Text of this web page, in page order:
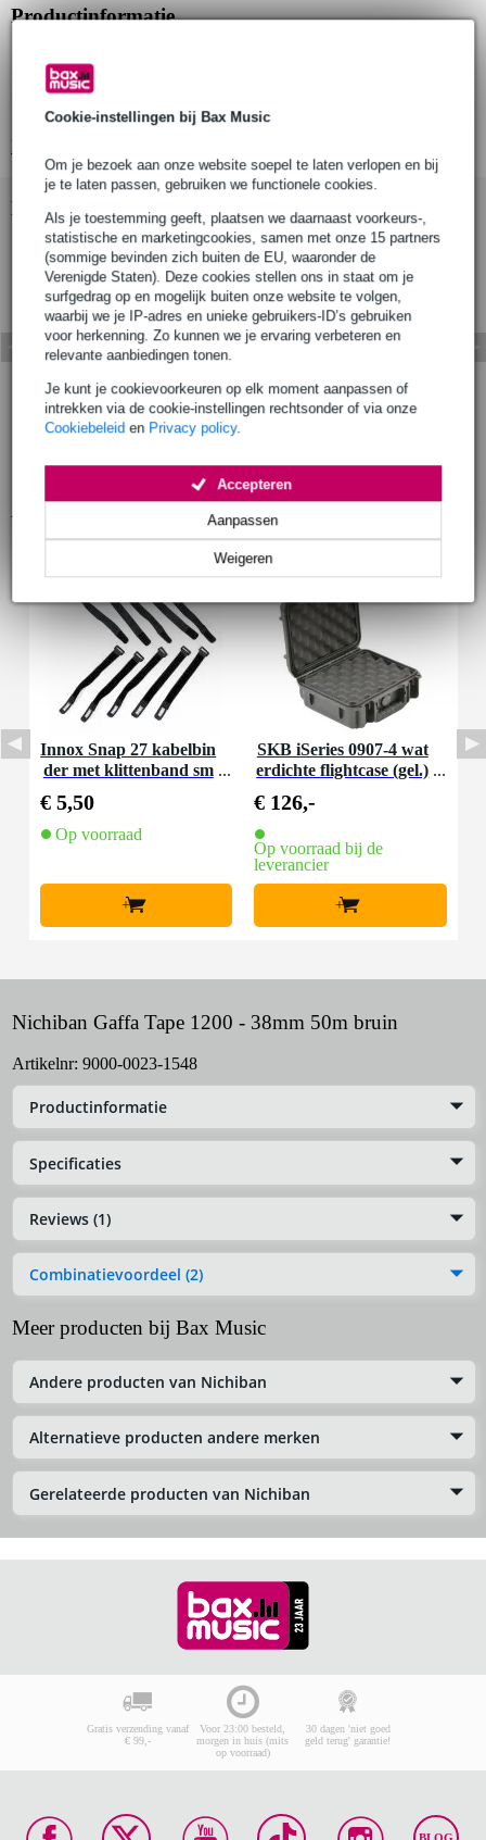
Cookie-instellingen bij Bax Music
Om je bezoek aan onze website soepel te laten verlopen en bij
je te laten passen, gebruiken we functionele cookies.
Als je toestemming geeft, plaatsen we daarnaast voorkeurs-,
statistische en marketingcookies, samen met onze 15 partners
(sommige bevinden zich buiten de EU, waaronder de
Verenigde Staten). Deze cookies stellen ons in staat om je
surfgedrag op en mogelijk buiten onze website te volgen,
waarbij we je IP-adres en unieke gebruikers-ID’s gebruiken
voor herkenning. Zo kunnen we je ervaring verbeteren en
relevante aanbiedingen tonen.
Je kunt je cookievoorkeuren op elk moment aanpassen of
intrekken via de cookie-instellingen rechtsonder of via onze
Cookiebeleid en Privacy policy.
Weigeren
Aanpassen
Accepteren
Productinformatie
lengte rol: 50 meter
kleur: bruin
Bekijk ook eens (4)
Accessoires (2)
Innox Snap 27 kabelbin
der met klittenband sm
€ 5,50
Op voorraad
+
SKB iSeries 0907-4 wat
erdichte flightcase (gel.)
€ 126,-
Op voorraad bij de
leverancier
+
Nichiban Gaffa Tape 1200 - 38mm 50m bruin
Artikelnr: 9000-0023-1548
Productinformatie
Specificaties
Reviews (1)
Combinatievoordeel (2)
Meer producten bij Bax Music
Andere producten van Nichiban
Alternatieve producten andere merken
Gerelateerde producten van Nichiban
Gratis verzending vanaf
€ 99,-
Voor 23:00 besteld,
morgen in huis (mits
op voorraad)
30 dagen 'niet goed
geld terug' garantie!